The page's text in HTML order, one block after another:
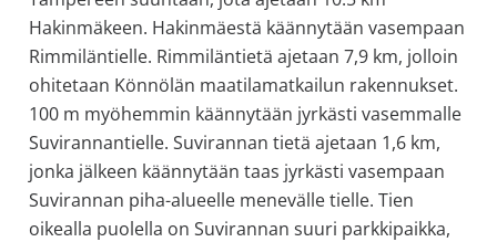
Hakinmäkeen. Hakinmäestä käännytään vasempaan
Rimmiläntielle. Rimmiläntietä ajetaan 7,9 km, jolloin
ohitetaan Könnölän maatilamatkailun rakennukset.
100 m myöhemmin käännytään jyrkästi vasemmalle
Suvirannantielle. Suvirannan tietä ajetaan 1,6 km,
jonka jälkeen käännytään taas jyrkästi vasempaan
Suvirannan piha-alueelle menevälle tielle. Tien
oikealla puolella on Suvirannan suuri parkkipaikka,